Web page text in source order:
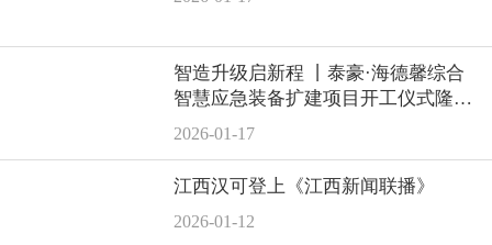
智造升级启新程 丨泰豪·海德馨综合
智慧应急装备扩建项目开工仪式隆重
举行
2026-01-17
江西汉可登上《江西新闻联播》
2026-01-12